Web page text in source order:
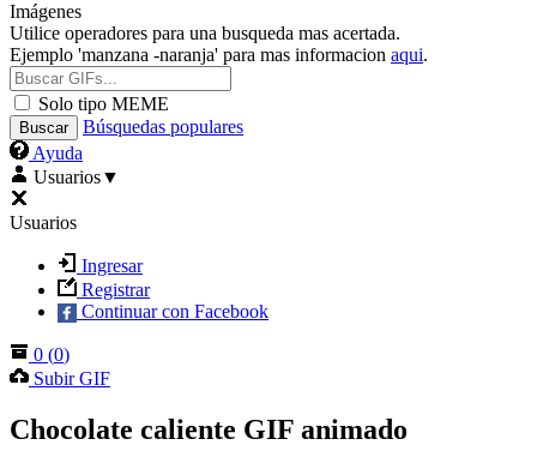
Imágenes
Utilice operadores para una busqueda mas acertada.
Ejemplo 'manzana -naranja' para mas informacion aqui.
Solo tipo MEME
Búsquedas populares
Ayuda
Usuarios▼
Usuarios
Ingresar
Registrar
Continuar con Facebook
0 (0)
Subir GIF
Chocolate caliente GIF animado